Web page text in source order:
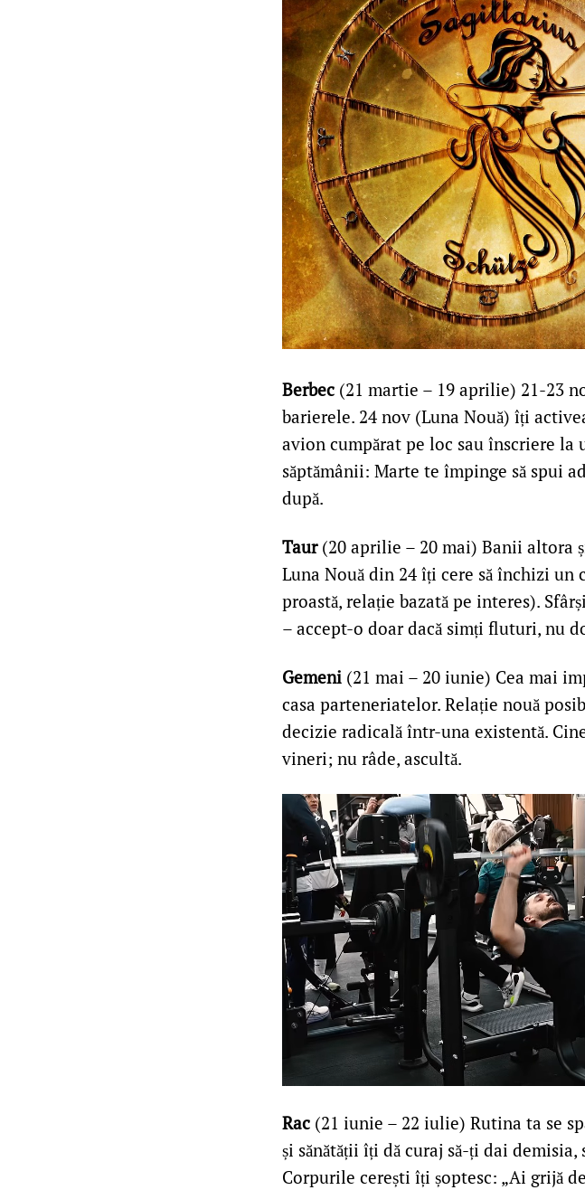
Berbec (21 martie – 19 aprilie) 21-23
barierele. 24 nov (Luna Nouă) îți
avion cumpărat pe loc sau înscriere la
săptămânii: Marte te împinge să spui
după.
Taur(20 aprilie – 20 mai) Banii altora
Luna Nouă din 24 îți cere să închizi
proastă, relație bazată pe interes).
– accept-o doar dacă simți fluturi, nu
Gemeni (21 mai – 20 iunie) Cea mai
casa parteneriatelor. Relație nouă
decizie radicală într-una existentă.
vineri; nu râde, ascultă.
Rac (21 iunie – 22 iulie) Rutina ta se
și sănătății îți dă curaj să-ți dai demisia,
Corpurile cerești îți șoptesc: „Ai grijă